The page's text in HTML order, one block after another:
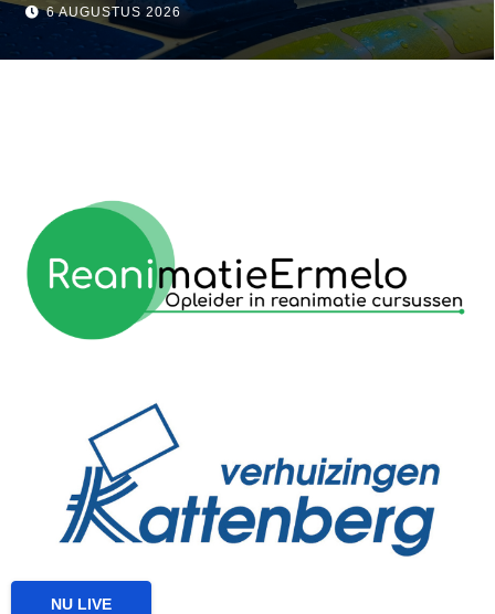
visser
6 AUGUSTUS 2026
reanimatie ermelo
NU LIVE